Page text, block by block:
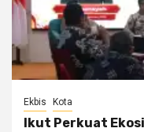
Ekbis Kota
Ikut Perkuat